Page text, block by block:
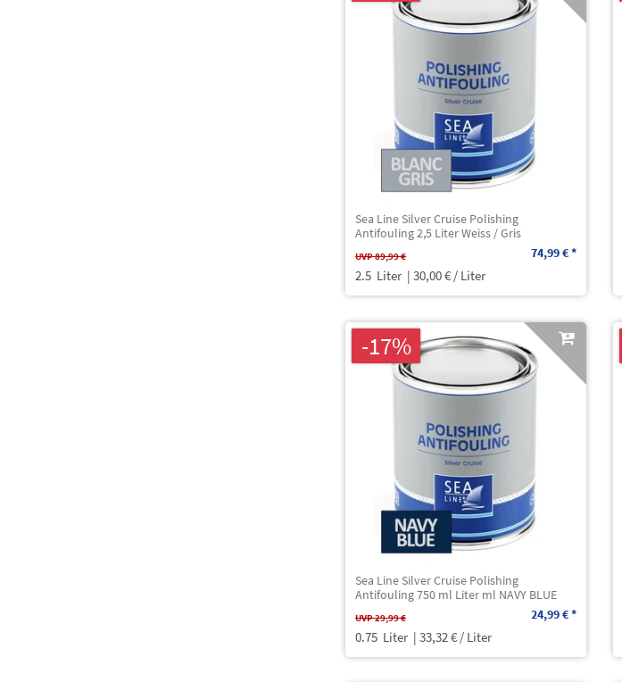
Sea Line Silver Cruise Polishing
Antifouling 2,5 Liter Weiss / Gris
UVP 89,99 € 74,99 € *
2.5 Liter | 30,00 € / Liter
-17%
Sea Line Silver Cruise Polishing
Antifouling 750 ml Liter ml NAVY BLUE
UVP 29,99 € 24,99 € *
0.75 Liter | 33,32 € / Liter